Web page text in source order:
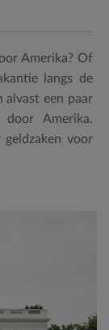
Amerika? Of
langs de
alvast een paar
Amerika.
geldzaken voor